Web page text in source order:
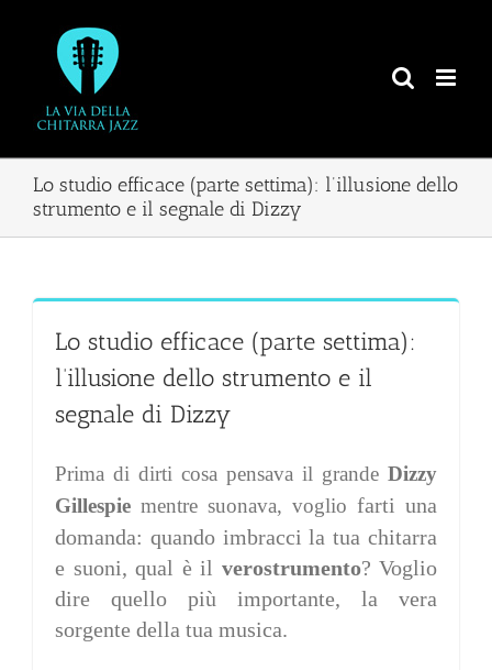
contenuto
Lo studio efficace (parte settima): l’illusione dello
strumento e il segnale di Dizzy
Lo studio efficace (parte settima):
l’illusione dello strumento e il
segnale di Dizzy
Prima di dirti cosa pensava il grande Dizzy
Gillespie mentre suonava, voglio farti una
domanda: quando imbracci la tua chitarra
e suoni, qual è il verostrumento? Voglio
dire quello più importante, la vera
sorgente della tua musica.